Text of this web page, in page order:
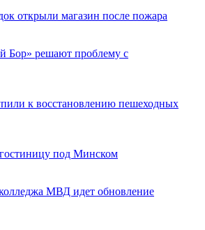
открыли магазин после пожара
Бор» решают проблему с
к восстановлению пешеходных
под Минском
МВД идет обновление